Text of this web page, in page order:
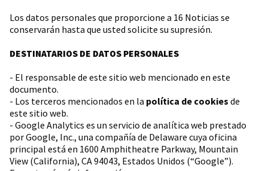
Los datos personales que proporcione a 16 Noticias se
conservarán hasta que usted solicite su supresión.
DESTINATARIOS DE DATOS PERSONALES
- El responsable de este sitio web mencionado en este
documento.
- Los terceros mencionados en la política de cookies de
este sitio web.
- Google Analytics es un servicio de analítica web prestado
por Google, Inc., una compañía de Delaware cuya oficina
principal está en 1600 Amphitheatre Parkway, Mountain
View (California), CA 94043, Estados Unidos (“Google”).